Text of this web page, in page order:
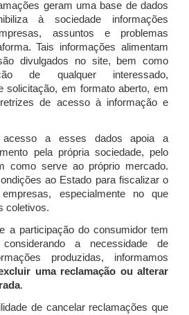
geram uma base de dados
à sociedade informações
assuntos e problemas
Tais informações alimentam
divulgados no site, bem como
de qualquer interessado,
solicitação, em formato aberto, em
de acesso à informação e
acesso a esses dados apoia a
pela própria sociedade, pelo
como serve ao próprio mercado.
ao Estado para fiscalizar o
especialmente no que
coletivos.
a participação do consumidor tem
a necessidade de
produzidas, informamos
uma reclamação ou alterar
.
de cancelar reclamações que